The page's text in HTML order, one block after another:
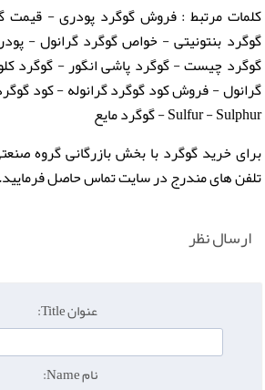
کلمات مرتبط : فروش گوگرد پودری - قیمت
گوگرد بنتونیتی - خواص گوگرد گرانول -
گوگرد چیست - گوگرد پاشی انگور - گوگرد
گرانول - فروش کود گوگرد گرانوله - کود
Sulfur - Sulphur - گوگرد مایع
برای خرید گوگرد با بخش بازرگانی گروه
تلفن های مندرج در سایت تماس حاصل فرمایید.
ارسال نظر
عنوان Title:
نام Name: